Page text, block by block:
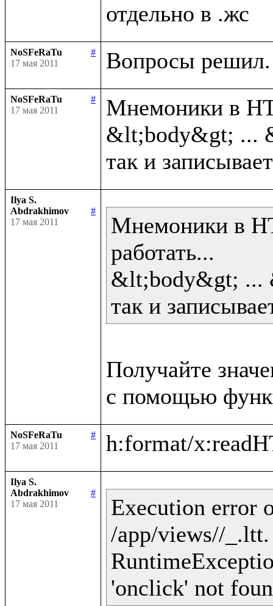
NoSFeRaTu
#
17 мая 2011
NoSFeRaTu
#
17 мая 2011
Мнемоники в
&lt;body&gt; ...
Ilya S.
Abdrakhimov
#
17 мая 2011
Мнемоники в
работать...
&lt;body&gt; ...
так и
Получайте
NoSFeRaTu
#
17 мая 2011
Ilya S.
Abdrakhimov
#
17 мая 2011
Execution error
/app/views//
'onclick' not